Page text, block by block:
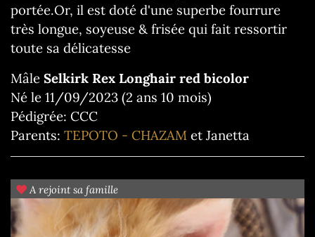
A rejoint sa famille
portée.Or, il est doté d'une superbe fourrure
très longue, soyeuse & frisée qui fait ressortir
toute sa délicatesse
Mâle Selkirk Rex Longhair red bicolor
Né le 11/09/2023 (2 ans 10 mois)
Pédigrée: CCC
Parents: TEPOTO - CHAZAM et Janetta